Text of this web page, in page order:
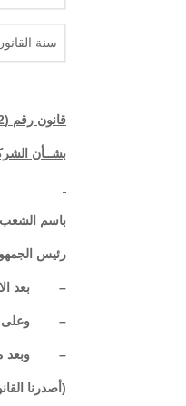
سنة
قانون رقم (12) لسنة 2001م بتعديل بعض أحكام القانون رقم (22) لسنة 1997م
بشــأن
باسم
رئيس
– بعد
– وعلى القانون رقم (22)
– وبعد
(أصدرنا